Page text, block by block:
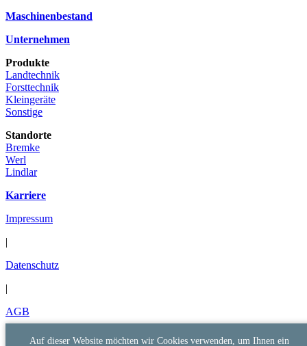
Maschinenbestand
Unternehmen
Produkte
Landtechnik
Forsttechnik
Kleingeräte
Sonstige
Standorte
Bremke
Werl
Lindlar
Karriere
Impressum
Datenschutz
AGB
Auf dieser Website möchten wir Cookies verwenden, um Ihnen ein